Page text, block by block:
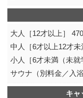
大人［12才以上］
中人［6才以上12才未
小人［6才未満（未就
サウナ（別料金／入
キャ